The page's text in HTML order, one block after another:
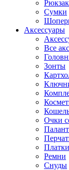
Сумки
Аксессуары
Все
Зонты
Очки
Платки
Ремни
Снуды